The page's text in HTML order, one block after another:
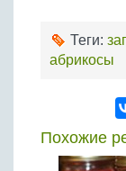
Теги:
абрикосы
Похожие